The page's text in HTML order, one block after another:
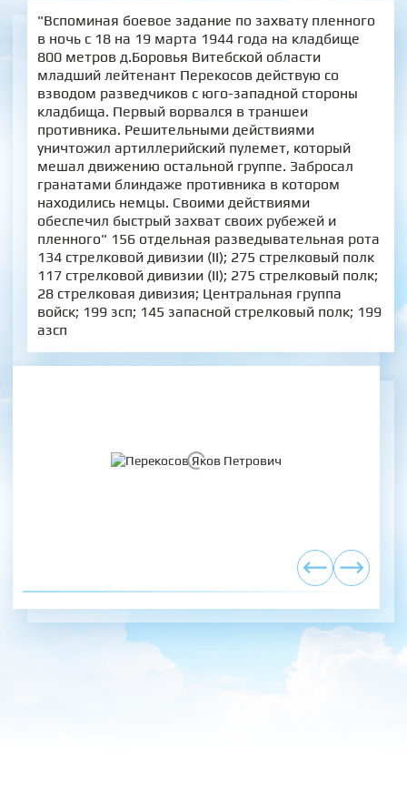
"Вспоминая боевое задание по захвату пленного
в ночь с 18 на 19 марта 1944 года на кладбище
800 метров д.Боровья Витебской области
младший лейтенант Перекосов действую со
взводом разведчиков с юго-западной стороны
кладбища. Первый ворвался в траншеи
противника. Решительными действиями
уничтожил артиллерийский пулемет, который
мешал движению остальной группе. Забросал
гранатами блиндаже противника в котором
находились немцы. Своими действиями
обеспечил быстрый захват своих рубежей и
пленного" 156 отдельная разведывательная рота
134 стрелковой дивизии (II); 275 стрелковый полк
117 стрелковой дивизии (II); 275 стрелковый полк;
28 стрелковая дивизия; Центральная группа
войск; 199 зсп; 145 запасной стрелковый полк; 199
азсп